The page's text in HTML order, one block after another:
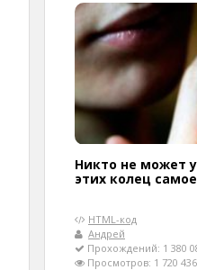
Никто не может
этих колец
HTML-код
Андрей
Прохождений: 1 380
Просмотров: 1 720